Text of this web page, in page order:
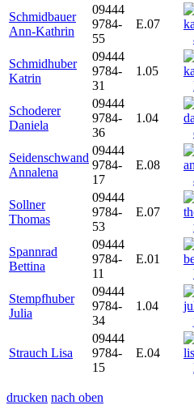
Schmidbauer
Ann-Kathrin
09444
9784-
55
E.07
Schmidhuber
Katrin
09444
9784-
31
1.05
Schoderer
Daniela
09444
9784-
36
1.04
Seidenschwand
Annalena
09444
9784-
17
E.08
Sollner
Thomas
09444
9784-
53
E.07
Spannrad
Bettina
09444
9784-
11
E.01
Stempfhuber
Julia
09444
9784-
34
1.04
Strauch Lisa
09444
9784-
15
E.04
drucken nach oben